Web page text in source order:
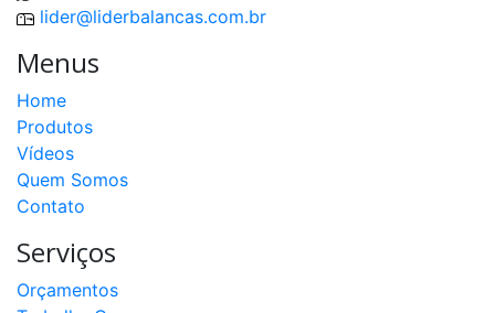
lider@liderbalancas.com.br
Menus
Home
Produtos
Vídeos
Quem Somos
Contato
Serviços
Orçamentos